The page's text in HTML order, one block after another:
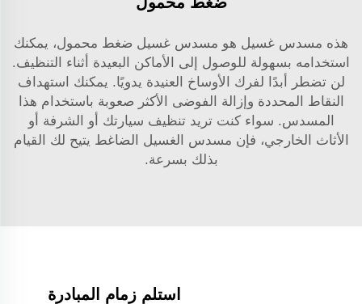
هذه مسدس غسيل هو مسدس غسيل ضغط محمول، يمكنك
استخدامه بسهولة للوصول إلى الأماكن البعيدة أثناء التنظيف.
لن تضطر أبدًا لفرك الأوساخ العنيدة يدويًا. يمكنك استهداف
النقاط المحددة وإزالة الفوضى الأكثر صعوبة باستخدام هذا
المسدس. سواء كنت تريد تنظيف سيارتك أو الشرفة أو
الأثاث الخارجي، فإن مسدس الغسيل الضاغط يتيح لك القيام
بذلك بسرعة.
استلم زمام المبادرة